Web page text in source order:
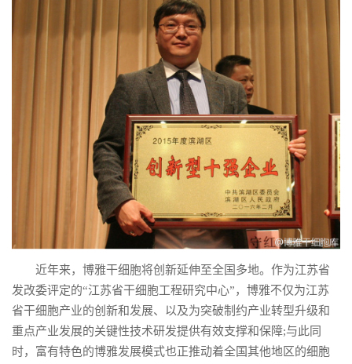
近年来，博雅干细胞将创新延伸至全国多地。作为江苏省
发改委评定的“江苏省干细胞工程研究中心”，博雅不仅为江苏
省干细胞产业的创新和发展、以及为突破制约产业转型升级和
重点产业发展的关键性技术研发提供有效支撑和保障;与此同
时，富有特色的博雅发展模式也正推动着全国其他地区的细胞